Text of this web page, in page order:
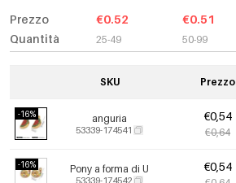
Prezzo
Quantità
€0.52
25-49
€0.51
50-99
SKU Prezzo
-16% anguria
53339-174541
€0,54
€0,64
-16% Pony a forma di U
53339-174542
€0,54